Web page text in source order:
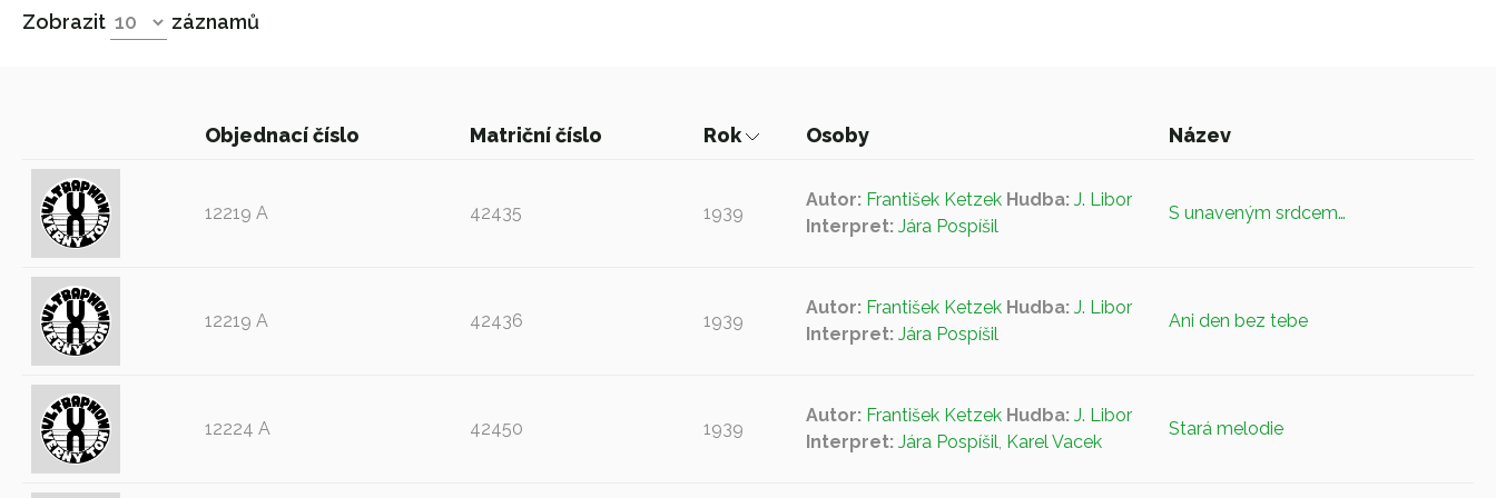
Zobrazit záznamů
Objednací číslo Matriční číslo Rok Osoby Název
12219 A 42435 1939
Autor: František Ketzek Hudba: J. Libor
Interpret: Jára Pospíšil
S unaveným srdcem…
12219 A 42436 1939
Autor: František Ketzek Hudba: J. Libor
Interpret: Jára Pospíšil
Ani den bez tebe
12224 A 42450 1939
Autor: František Ketzek Hudba: J. Libor
Interpret: Jára Pospíšil, Karel Vacek
Stará melodie